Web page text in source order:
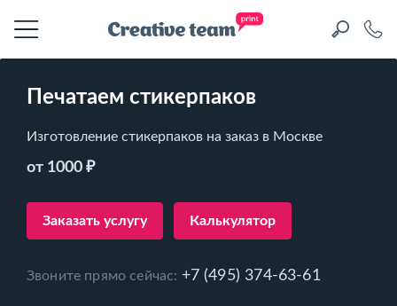
Печатаем стикерпаков
Изготовление стикерпаков на заказ в Москве
от 1000 ₽
Заказать услугу Калькулятор
Звоните прямо сейчас: +7 (495) 374-63-61